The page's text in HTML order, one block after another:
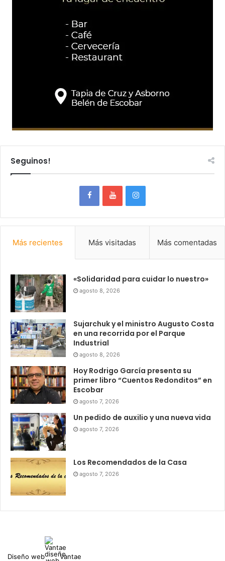
Seguinos!
Más recientes Más visitadas Más comentadas
«Solidaridad para cuidar lo nuestro»
agosto 8, 2026
Sujarchuk y el ministro Augusto Costa
en una recorrida por el Parque
Industrial
agosto 8, 2026
Hoy Rodrigo García presenta su
primer libro “Cuentos Redonditos” en
Escobar
agosto 7, 2026
Un pedido de auxilio y una nueva vida
agosto 7, 2026
Los Recomendados de la Casa
agosto 7, 2026
Diseño web Vantae